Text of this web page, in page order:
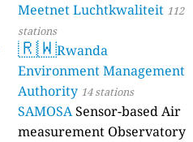
Meetnet Luchtkwaliteit 112
stations
🇷🇼Rwanda
Environment Management
Authority 14 stations
SAMOSASensor-based Air
measurement Observatory